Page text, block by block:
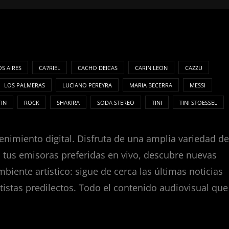
AIRES CA7RIEL CACHO DEICAS CARIN LEON CAZZU
LOS PALMERAS LUCIANO PEREYRA MARIA BECERRA MESSI
ROCK SHAKIRA SODA STEREO TINI TINI STOESSEL
digital. Disfruta de una amplia variedad de
emisoras preferidas en vivo, descubre nuevas
artístico: sigue de cerca las últimas noticias
predilectos. Todo el contenido audiovisual que